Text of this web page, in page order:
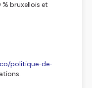
bruxellois et
politique-de-